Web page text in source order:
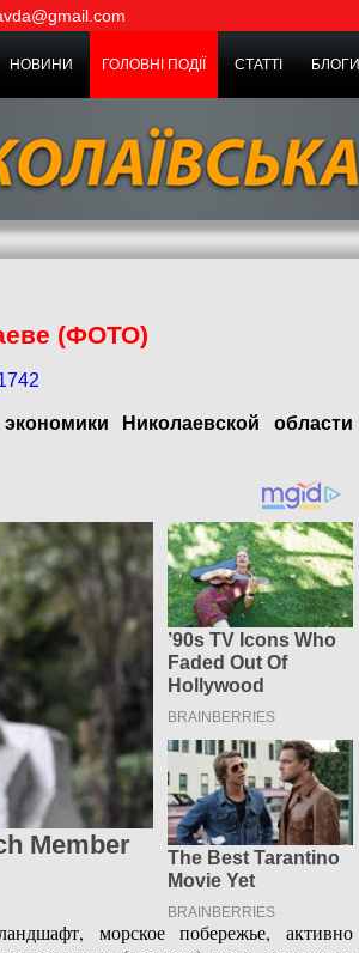
НОВИНИ ГОЛОВНІ ПОДІЇ СТАТТІ БЛОГИ
(ФОТО)
Николаевской области
морское побережье, активно